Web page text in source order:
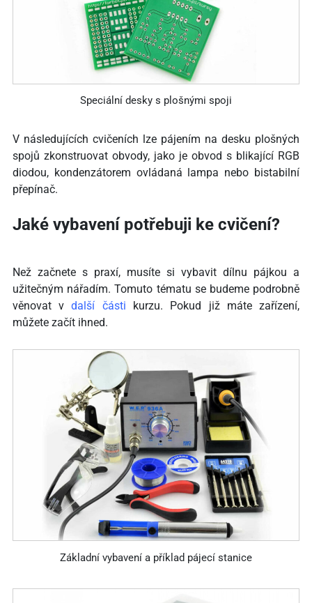
Speciální desky s plošnými spoji
V následujících cvičeních lze pájením na desku plošných
spojů zkonstruovat obvody, jako je obvod s blikající RGB
diodou, kondenzátorem ovládaná lampa nebo bistabilní
přepínač.
Jaké vybavení potřebuji ke cvičení?
Než začnete s praxí, musíte si vybavit dílnu pájkou a
užitečným nářadím. Tomuto tématu se budeme podrobně
věnovat vdalší části kurzu. Pokud již máte zařízení,
můžete začít ihned.
Základní vybavení a příklad pájecí stanice